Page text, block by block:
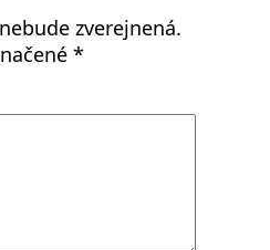
zverejnená.
*